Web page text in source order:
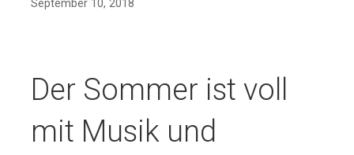
September 10, 2018
Der Sommer ist voll
mit Musik und